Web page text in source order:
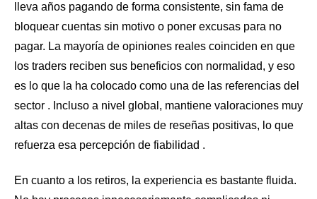
lleva años pagando de forma consistente, sin fama de
bloquear cuentas sin motivo o poner excusas para no
pagar. La mayoría de opiniones reales coinciden en que
los traders reciben sus beneficios con normalidad, y eso
es lo que la ha colocado como una de las referencias del
sector . Incluso a nivel global, mantiene valoraciones muy
altas con decenas de miles de reseñas positivas, lo que
refuerza esa percepción de fiabilidad .
En cuanto a los retiros, la experiencia es bastante fluida.